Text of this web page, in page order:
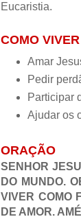
Eucaristia.
COMO
Amar
Pedir
Participar
Ajudar os
ORAÇÃO
SENHOR
DO MUNDO.
VIVER COMO
DE AMOR.